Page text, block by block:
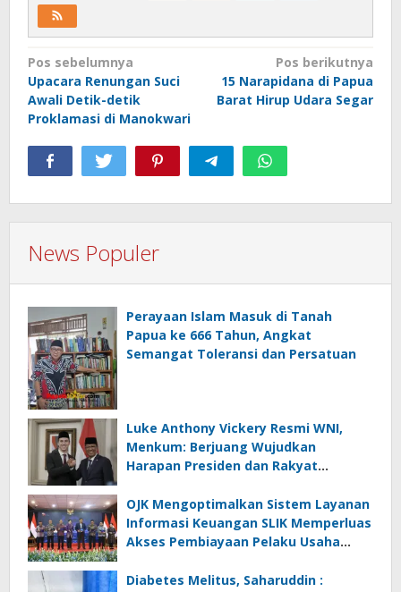
Navigasi
pos
Pos sebelumnya
Upacara Renungan Suci
Awali Detik-detik
Proklamasi di Manokwari
Pos berikutnya
15 Narapidana di Papua
Barat Hirup Udara Segar
News Populer
Perayaan Islam Masuk di Tanah
Papua ke 666 Tahun, Angkat
Semangat Toleransi dan Persatuan
Luke Anthony Vickery Resmi WNI,
Menkum: Berjuang Wujudkan
Harapan Presiden dan Rakyat
OJK Mengoptimalkan Sistem Layanan
Informasi Keuangan SLIK Memperluas
Akses Pembiayaan Pelaku Usaha
Diabetes Melitus, Saharuddin :